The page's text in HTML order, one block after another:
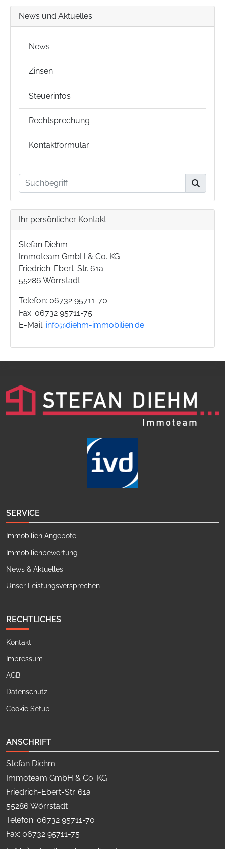
News und Aktuelles
News
Zinsen
Steuerinfos
Rechtsprechung
Kontaktformular
Ihr persönlicher Kontakt
Stefan Diehm
Immoteam GmbH & Co. KG
Friedrich-Ebert-Str. 61a
55286 Wörrstadt
Telefon: 06732 95711-70
Fax: 06732 95711-75
E-Mail: info@diehm-immobilien.de
SERVICE
Immobilien Angebote
Immobilienbewertung
News & Aktuelles
Unser Leistungsversprechen
RECHTLICHES
Kontakt
Impressum
AGB
Datenschutz
Cookie Setup
ANSCHRIFT
Stefan Diehm
Immoteam GmbH & Co. KG
Friedrich-Ebert-Str. 61a
55286 Wörrstadt
Telefon: 06732 95711-70
Fax: 06732 95711-75